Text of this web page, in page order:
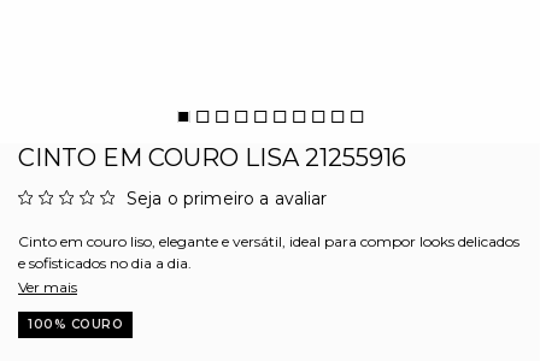
CINTO EM COURO LISA 21255916
Seja o primeiro a avaliar
Cinto em couro liso, elegante e versátil, ideal para compor looks delicados
e sofisticados no dia a dia.
Ver mais
100% COURO